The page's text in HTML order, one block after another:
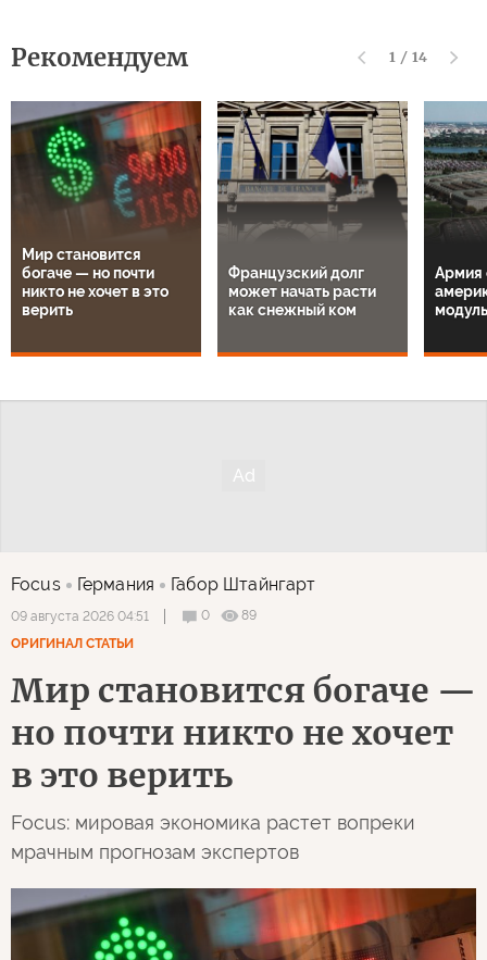
Рекомендуем 1 / 14
Мир становится
богаче — но почти
никто не хочет в это
верить
Французский долг
может начать расти
как снежный ком
Армия
Focus Германия Габор Штайнгарт
09 августа 2026 04:51 0
89
ОРИГИНАЛ СТАТЬИ
Мир становится богаче —
но почти никто не хочет
в это верить
Focus: мировая экономика растет вопреки
мрачным прогнозам экспертов